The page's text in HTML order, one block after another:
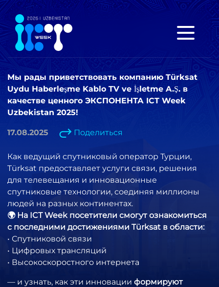
Мы рады приветствовать компанию Türksat
Uydu Haberleşme Kablo TV ve İşletme A.Ş. в
качестве ценного ЭКСПОНЕНТА ICT Week
Uzbekistan 2025!
17.08.2025 Поделиться
Как ведущий спутниковый оператор Турции,
Türksat предоставляет услуги связи, решения
для телевещания и инновационные
спутниковые технологии, соединяя миллионы
людей на разных континентах.
🌍 На ICT Week посетители смогут ознакомиться
с последними достижениями Türksat в области:
• Спутниковой связи
• Цифровых трансляций
• Высокоскоростного интернета
— и узнать, как эти инновации формируют